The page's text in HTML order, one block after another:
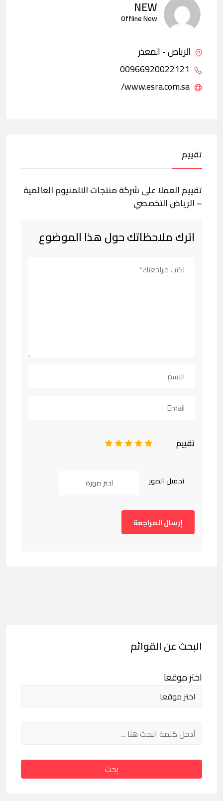
NEW
Offline Now
الرياض - المعذر
تقييم
تقييم العملا على شركة منتجات الالمنيوم العالمية
– الرياض التخصصي
اترك ملاحظاتك حول هذا الموضوع
تقييم 5
4
3
2
تحميل الصور اختر صورة
البحث عن القوائم
اختر موقعا
بحث